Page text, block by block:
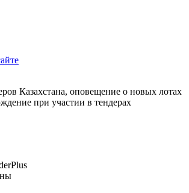
Казахстана, оповещение о новых лотах
при участии в тендерах